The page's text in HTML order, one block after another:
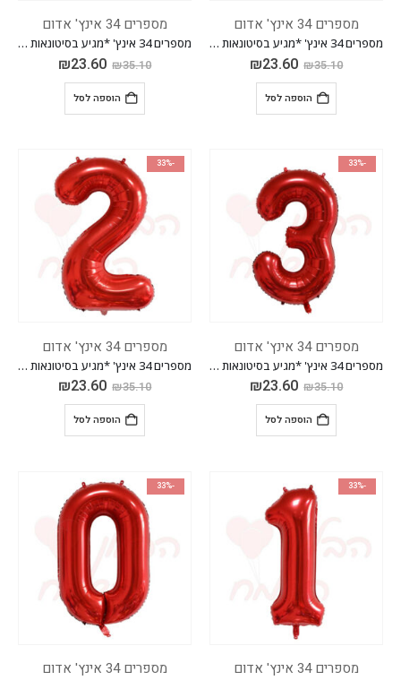
מספרים 34 אינץ' אדום
מספרים 34 אינץ' *מגיע בסיטונאות חבילה של 5 יח'*
₪35.10
₪23.60
הוספה לסל
מספרים 34 אינץ' אדום
מספרים 34 אינץ' *מגיע בסיטונאות חבילה של 5 יח'*
₪35.10
₪23.60
הוספה לסל
-33%
מספרים 34 אינץ' אדום
מספרים 34 אינץ' *מגיע בסיטונאות חבילה של 5 יח'*
₪35.10
₪23.60
הוספה לסל
-33%
מספרים 34 אינץ' אדום
מספרים 34 אינץ' *מגיע בסיטונאות חבילה של 5 יח'*
₪35.10
₪23.60
הוספה לסל
-33%
מספרים 34 אינץ' אדום
-33%
מספרים 34 אינץ' אדום